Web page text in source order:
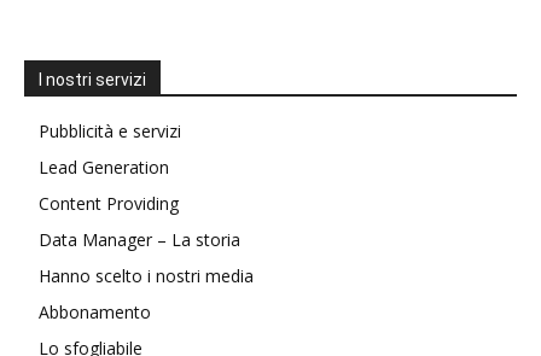
I nostri servizi
Pubblicità e servizi
Lead Generation
Content Providing
Data Manager – La storia
Hanno scelto i nostri media
Abbonamento
Lo sfogliabile